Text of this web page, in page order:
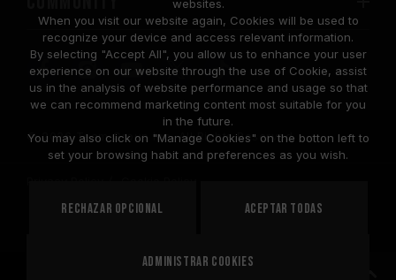
© 2026 Team Group Inc. All Rights Reserved.
United
websites.
When you visit our website again, Cookies will be used to
recognize your device and access relevant information.
By selecting "Accept All", you allow us to enhance your user
experience on our website through the use of Cookie, assist
us in the analysis of website performance and usage so that
we can recommend marketing content most suitable for you
in the future.
You may also click on "Manage Cookies" on the botton left to
set your browsing habit and preferences as you wish.
Rechazar opcional Aceptar todas
Administrar cookies